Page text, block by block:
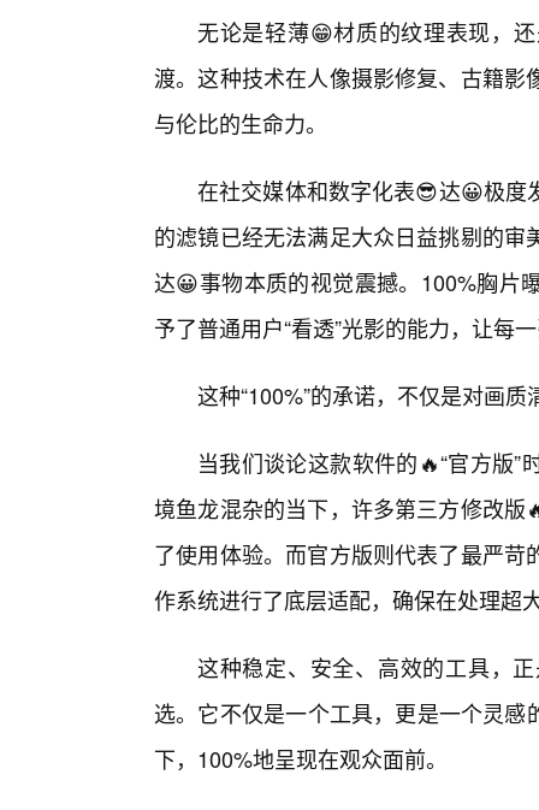
无论是轻薄😁材质的纹理表现，
渡。这种技术在人像摄影修复、古籍
与伦比的生命力。
在社交媒体和数字化表😎达😀极度
的滤镜已经无法满足大众日益挑剔的
达😀事物本质的视觉震撼。100%胸片
予了普通用户“看透”光影的能力，让每
这种“100%”的承诺，不仅是对画
当我们谈论这款软件的🔥“官方版
境鱼龙混杂的当下，许多第三方修改
了使用体验。而官方版则代表了最严
作系统进行了底层适配，确保在处理超
这种稳定、安全、高效的工具，
选。它不仅是一个工具，更是一个灵
下，100%地呈现在观众面前。